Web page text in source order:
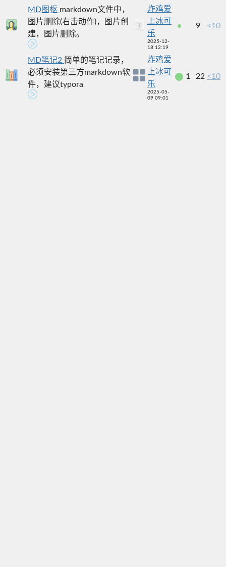
MD图枢 markdown文件中，
图片删除(右击动作)，图片创
建，图片删除。
炸鸡爱
上冰可
乐
2025-12-
18 12:19
9 <10
MD笔记2 简单的笔记记录，
必须安装第三方markdown软
件，建议typora
炸鸡爱
上冰可
乐
2025-05-
09 09:01
1 22 <10